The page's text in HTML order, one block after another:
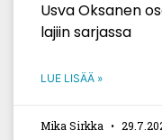
Usva Oksanen
lajiin sarjassa
LUE LISÄÄ »
Mika Sirkka